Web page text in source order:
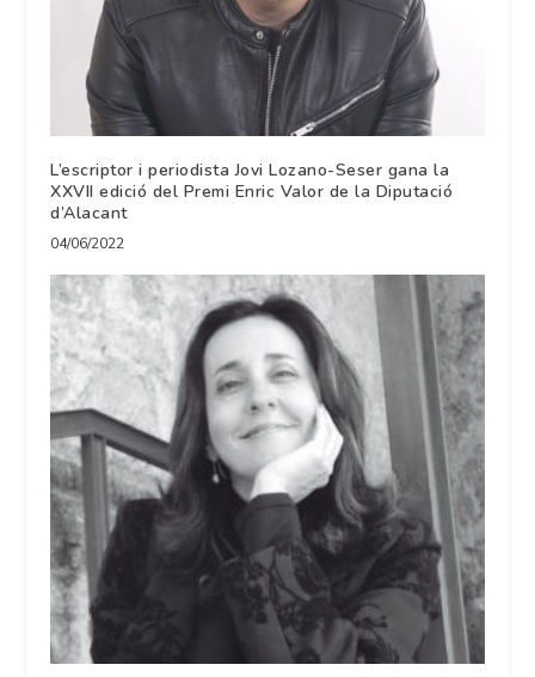
L’escriptor i periodista Jovi Lozano-Seser gana la
XXVII edició del Premi Enric Valor de la Diputació
d’Alacant
04/06/2022